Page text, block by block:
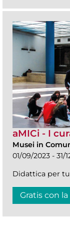
aMICi - I
Musei in
01/09/2023 - 31/
Didattica per
Gratis con